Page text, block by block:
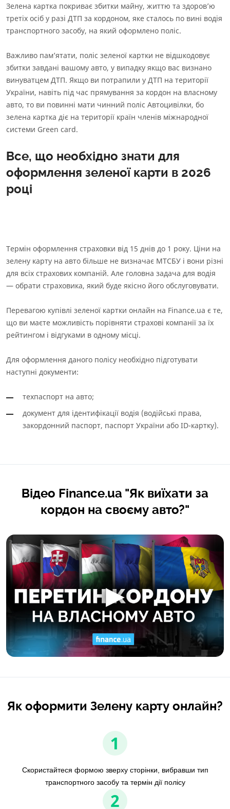
Зелена картка покриває збитки майну, життю та здоровʼю
третіх осіб у разі ДТП за кордоном, яке сталось по вині водія
транспортного засобу, на який оформлено поліс.
Важливо памʼятати, поліс зеленої картки не відшкодовує
збитки завдані вашому авто, у випадку якщо вас визнано
винуватцем ДТП. Якщо ви потрапили у ДТП на території
України, навіть під час прямування за кордон на власному
авто, то ви повинні мати чинний поліс Автоцивілки, бо
зелена картка діє на території країн членів міжнародної
системи Green card.
Все, що необхідно знати для
оформлення зеленої карти в 2026
році
Термін оформлення страховки від 15 днів до 1 року. Ціни на
зелену карту на авто більше не визначає МТСБУ і вони різні
для всіх страхових компаній. Але головна задача для водія
— обрати страховика, який буде якісно його обслуговувати.
Перевагою купівлі зеленої картки онлайн на Finance.ua є те,
що ви маєте можливість порівняти страхові компанії за їх
рейтингом і відгуками в одному місці.
Для оформлення даного полісу необхідно підготувати
наступні документи:
техпаспорт на авто;
документ для ідентифікації водія (водійські права,
закордонний паспорт, паспорт України або ID-картку).
Відео Finance.ua "Як виїхати за
кордон на своєму авто?"
Як оформити Зелену карту онлайн?
1
Скористайтеся формою зверху сторінки, вибравши тип
транспортного засобу та термін дії полісу
2